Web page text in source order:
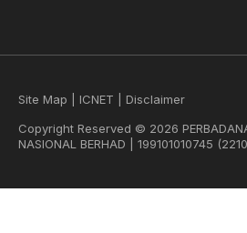
Site Map ICNET
Disclaimer
Copyright Reserved © 2026
NASIONAL BERHAD | 199101010745